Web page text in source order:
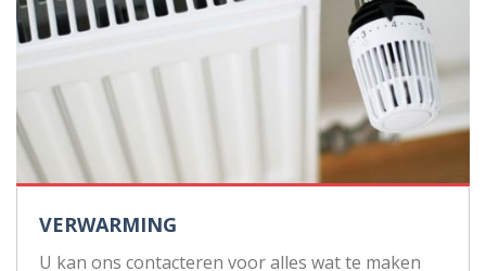
VERWARMING
U kan ons contacteren voor alles wat te maken